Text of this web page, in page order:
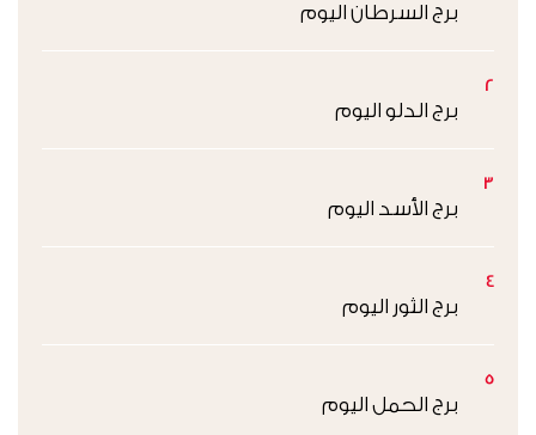
برج السرطان اليوم
2
برج الدلو اليوم
3
برج الأسد اليوم
4
برج الثور اليوم
5
برج الحمل اليوم